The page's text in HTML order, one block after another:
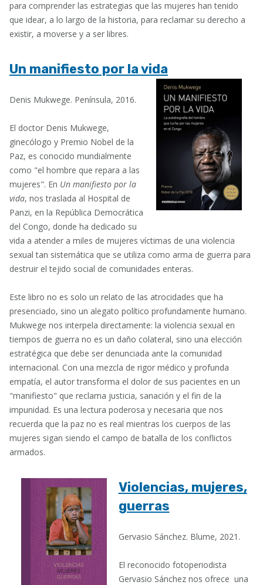
para comprender las estrategias que las mujeres han tenido
que idear, a lo largo de la historia, para reclamar su derecho a
existir, a moverse y a ser libres.
Un manifiesto por la vida
Denis Mukwege. Península, 2016.
El doctor Denis Mukwege,
ginecólogo y Premio Nobel de la
Paz, es conocido mundialmente
como "el hombre que repara a las
mujeres". En Un manifiesto por la
vida, nos traslada al Hospital de
Panzi, en la República Democrática
del Congo, donde ha dedicado su
vida a atender a miles de mujeres víctimas de una violencia
sexual tan sistemática que se utiliza como arma de guerra para
destruir el tejido social de comunidades enteras.
Este libro no es solo un relato de las atrocidades que ha
presenciado, sino un alegato político profundamente humano.
Mukwege nos interpela directamente: la violencia sexual en
tiempos de guerra no es un daño colateral, sino una elección
estratégica que debe ser denunciada ante la comunidad
internacional. Con una mezcla de rigor médico y profunda
empatía, el autor transforma el dolor de sus pacientes en un
"manifiesto" que reclama justicia, sanación y el fin de la
impunidad. Es una lectura poderosa y necesaria que nos
recuerda que la paz no es real mientras los cuerpos de las
mujeres sigan siendo el campo de batalla de los conflictos
armados.
Violencias, mujeres,
guerras
Gervasio Sánchez. Blume, 2021.
El reconocido fotoperiodista
Gervasio Sánchez nos ofrece una